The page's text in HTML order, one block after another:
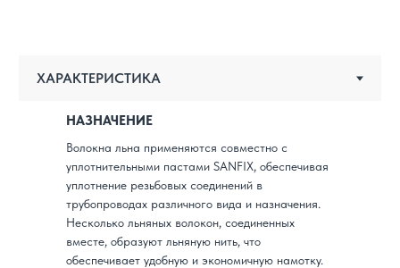
Волокна льна применяются совместно с
уплотнительными пастами SANFIX, обеспечивая
уплотнение резьбовых соединений в
трубопроводах различного вида и назначения.
Несколько льняных волокон, соединенных
вместе, образуют льняную нить, что
обеспечивает удобную и экономичную намотку.
НАЗНАЧЕНИЕ